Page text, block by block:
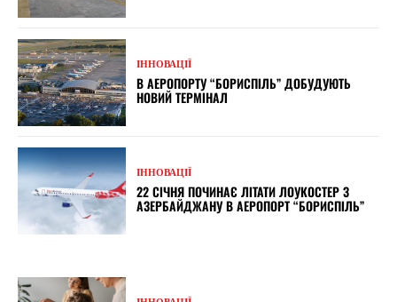
ІННОВАЦІЇ
В АЕРОПОРТУ “БОРИСПІЛЬ” ДОБУДУЮТЬ
НОВИЙ ТЕРМІНАЛ
ІННОВАЦІЇ
22 СІЧНЯ ПОЧИНАЄ ЛІТАТИ ЛОУКОСТЕР З
АЗЕРБАЙДЖАНУ В АЕРОПОРТ “БОРИСПІЛЬ”